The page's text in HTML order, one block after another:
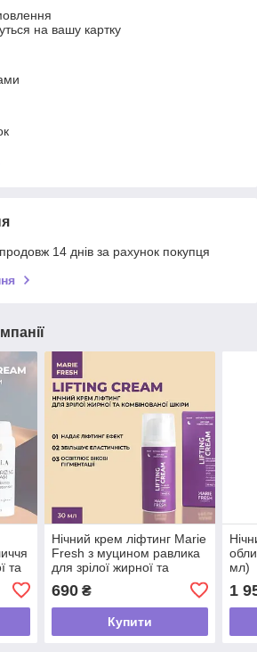
на вашу картку
14 днів за рахунок покупця
та
Нічний крем ліфтинг Marie
Fresh з муцином равлика
для зрілої жирної та
комбінованої шкіри 30 мл
690₴
Купити
мл)
1